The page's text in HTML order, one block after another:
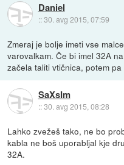
Daniel
::30. avg 2015, 07:59
Zmeraj je bolje imeti vse
varovalkam. Če bi imel 32A
začela taliti vtičnica, potem
SaXsIm
::30. avg 2015, 08:28
Lahko zvežeš tako, ne bo
kabla ne boš uporabljal kje
32A.